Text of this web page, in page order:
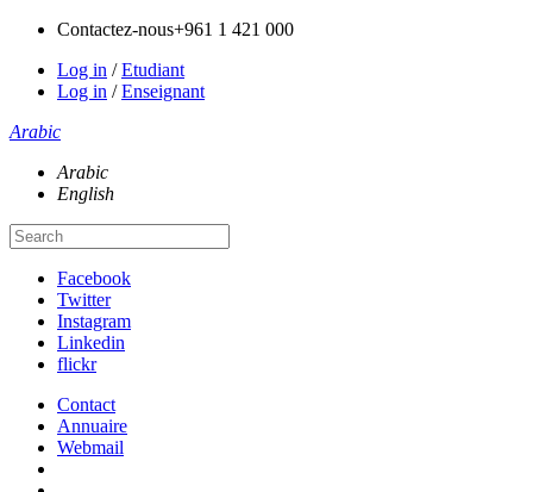
Contactez-nous+961 1 421 000
Log in /Etudiant
Log in /Enseignant
Arabic
Arabic
English
Facebook
Twitter
Instagram
Linkedin
flickr
Contact
Annuaire
Webmail